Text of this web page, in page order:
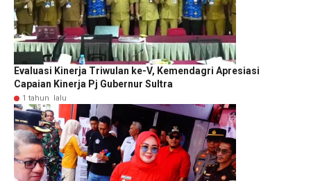
Evaluasi Kinerja Triwulan ke-V, Kemendagri Apresiasi
Capaian Kinerja Pj Gubernur Sultra
1 tahun lalu